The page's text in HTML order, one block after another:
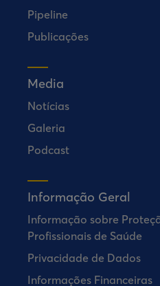
Pipeline
Publicações
Media
Notícias
Galeria
Podcast
Informação Geral
Informação sobre
Profissionais de Saúde
Privacidade de Dados
Informações Financeiras